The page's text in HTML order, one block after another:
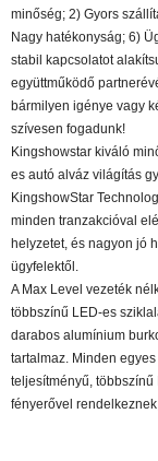
minőség; 2) Gyors
Nagy hatékonyság; 6)
stabil kapcsolatot
együttműködő
bármilyen igénye vagy
szívesen fogadunk!
Kingshowstar kiváló
es autó alváz világítás
KingshowStar
minden tranzakcióval
helyzetet, és nagyon jó
ügyfelektől.
A Max Level vezeték
többszínű LED-es
darabos alumínium
tartalmaz. Minden
teljesítményű,
fényerővel